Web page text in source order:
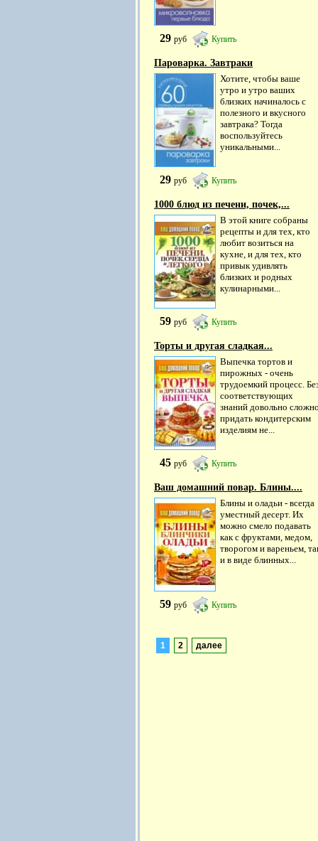
29 руб Купить
Пароварка. Завтраки
Хотите, чтобы ваше
утро и утро ваших
близких начиналось с
полезного и вкусного
завтрака? Тогда
воспользуйтесь
уникальными...
29 руб Купить
1000 блюд из печени, почек,...
В этой книге собраны
рецепты и для тех, кто
любит возиться на
кухне, и для тех, кто
привык удивлять
близких и родных
кулинарными...
59 руб Купить
Торты и другая сладкая...
Выпечка тортов и
пирожных - очень
трудоемкий процесс.
соответствующих
знаний довольно
придать кондитерским
изделиям не...
45 руб Купить
Ваш домашний повар. Блины....
Блины и оладьи - всегда
уместный десерт. Их
можно смело подавать
как с фруктами, медом,
творогом и вареньем,
и в виде блинных...
59 руб Купить
1 2 далее